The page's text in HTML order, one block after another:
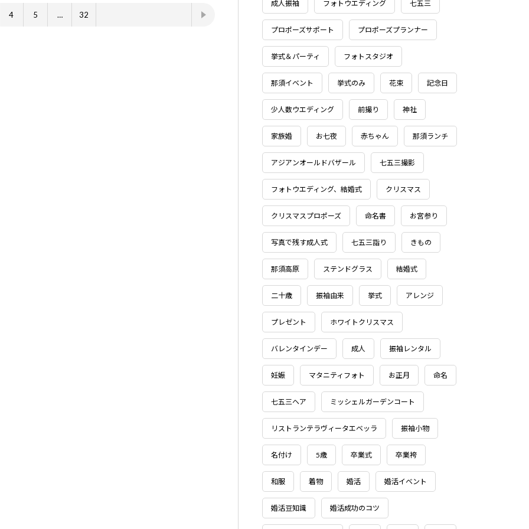
4 5 … 32
成人振袖 フォトウエディング 七五三
プロポーズサポート プロポーズプランナー
挙式＆パーティ フォトスタジオ
那須イベント 挙式のみ 花束 記念日
少人数ウエディング 前撮り 神社
家族婚 お七夜 赤ちゃん 那須ランチ
アジアンオールドバザール 七五三撮影
フォトウエディング、結婚式 クリスマス
クリスマスプロポーズ 命名書 お宮参り
写真で残す成人式 七五三詣り きもの
那須高原 ステンドグラス 結婚式
二十歳 振袖由来 挙式 アレンジ
プレゼント ホワイトクリスマス
バレンタインデー 成人 振袖レンタル
妊娠 マタニティフォト お正月 命名
七五三ヘア ミッシェルガーデンコート
リストランテラヴィータエベッラ 振袖小物
名付け 5歳 卒業式 卒業袴
和服 着物 婚活 婚活イベント
婚活豆知識 婚活成功のコツ